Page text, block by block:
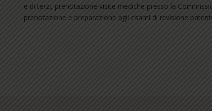
e di terzi, prenotazione visite mediche presso la
prenotazione e preparazione agli esami di revisione